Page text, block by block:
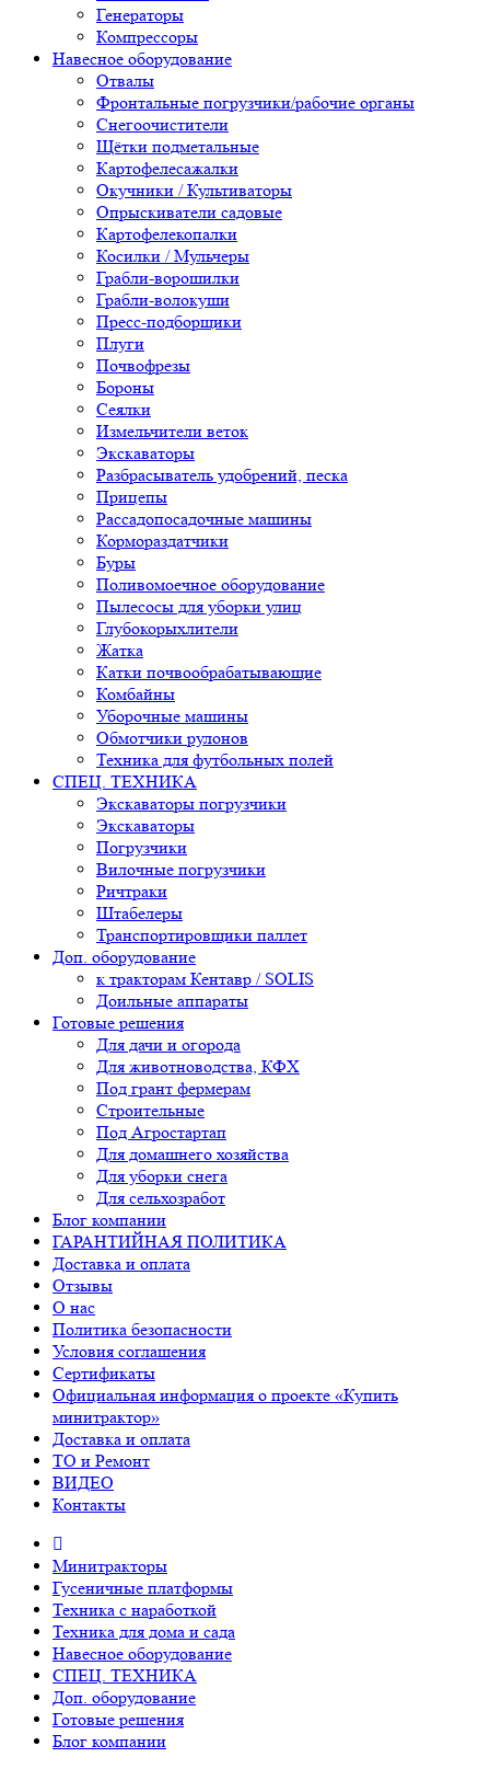
Генераторы
Компрессоры
Навесное оборудование
Отвалы
Фронтальные погрузчики/рабочие органы
Снегоочистители
Щётки подметальные
Картофелесажалки
Окучники / Культиваторы
Опрыскиватели садовые
Картофелекопалки
Косилки / Мульчеры
Грабли-ворошилки
Грабли-волокуши
Пресс-подборщики
Плуги
Почвофрезы
Бороны
Сеялки
Измельчители веток
Экскаваторы
Разбрасыватель удобрений, песка
Прицепы
Рассадопосадочные машины
Кормораздатчики
Буры
Поливомоечное оборудование
Пылесосы для уборки улиц
Глубокорыхлители
Жатка
Катки почвообрабатывающие
Комбайны
Уборочные машины
Обмотчики рулонов
Техника для футбольных полей
СПЕЦ. ТЕХНИКА
Экскаваторы погрузчики
Экскаваторы
Погрузчики
Вилочные погрузчики
Ричтраки
Штабелеры
Транспортировщики паллет
Доп. оборудование
к тракторам Кентавр / SOLIS
Доильные аппараты
Готовые решения
Для дачи и огорода
Для животноводства, КФХ
Под грант фермерам
Строительные
Под Агростартап
Для домашнего хозяйства
Для уборки снега
Для сельхозработ
Блог компании
ГАРАНТИЙНАЯ ПОЛИТИКА
Доставка и оплата
Отзывы
О нас
Политика безопасности
Условия соглашения
Сертификаты
Официальная информация о проекте «Купить
минитрактор»
Доставка и оплата
ТО и Ремонт
ВИДЕО
Контакты
Минитракторы
Гусеничные платформы
Техника с наработкой
Техника для дома и сада
Навесное оборудование
СПЕЦ. ТЕХНИКА
Доп. оборудование
Готовые решения
Блог компании